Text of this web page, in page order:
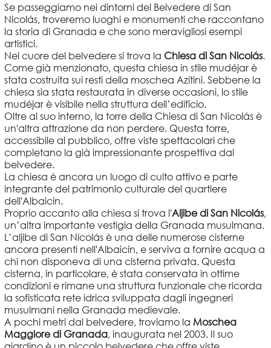
Se passeggiamo nei dintorni del Belvedere di San
Nicolás, troveremo luoghi e monumenti che raccontano
la storia di Granada e che sono meravigliosi esempi
artistici.
Nel cuore del belvedere si trova la Chiesa di San Nicolás.
Come già menzionato, questa chiesa in stile mudéjar è
stata costruita sui resti della moschea Azitini. Sebbene la
chiesa sia stata restaurata in diverse occasioni, lo stile
mudéjar è visibile nella struttura dell’edificio.
Oltre al suo interno, la torre della Chiesa di San Nicolás è
un'altra attrazione da non perdere. Questa torre,
accessibile al pubblico, offre viste spettacolari che
completano la già impressionante prospettiva dal
belvedere.
La chiesa è ancora un luogo di culto attivo e parte
integrante del patrimonio culturale del quartiere
dell'Albaicín.
Proprio accanto alla chiesa si trova l'Aljibe di San Nicolás,
un’altra importante vestigia della Granada musulmana.
L’aljibe di San Nicolás è una delle numerose cisterne
ancora presenti nell'Albaicín, e serviva a fornire acqua a
chi non disponeva di una cisterna privata. Questa
cisterna, in particolare, è stata conservata in ottime
condizioni e rimane una struttura funzionale che ricorda
la sofisticata rete idrica sviluppata dagli ingegneri
musulmani nella Granada medievale.
A pochi metri dal belvedere, troviamo la Moschea
Maggiore di Granada, inaugurata nel 2003. Il suo